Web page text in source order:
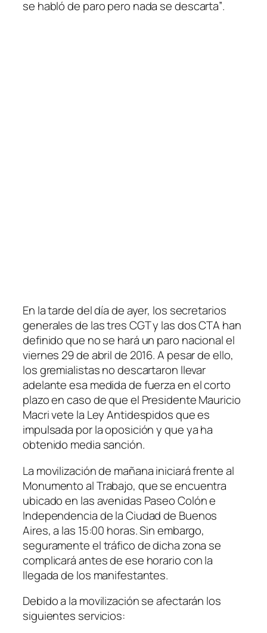
se habló de paro pero nada se descarta”.
En la tarde del día de ayer, los secretarios
generales de las tres CGT y las dos CTA han
definido que no se hará un paro nacional el
viernes 29 de abril de 2016. A pesar de ello,
los gremialistas no descartaron llevar
adelante esa medida de fuerza en el corto
plazo en caso de que el Presidente Mauricio
Macri vete la Ley Antidespidos que es
impulsada por la oposición y que ya ha
obtenido media sanción.
La movilización de mañana iniciará frente al
Monumento al Trabajo, que se encuentra
ubicado en las avenidas Paseo Colón e
Independencia de la Ciudad de Buenos
Aires, a las 15:00 horas. Sin embargo,
seguramente el tráfico de dicha zona se
complicará antes de ese horario con la
llegada de los manifestantes.
Debido a la movilización se afectarán los
siguientes servicios: